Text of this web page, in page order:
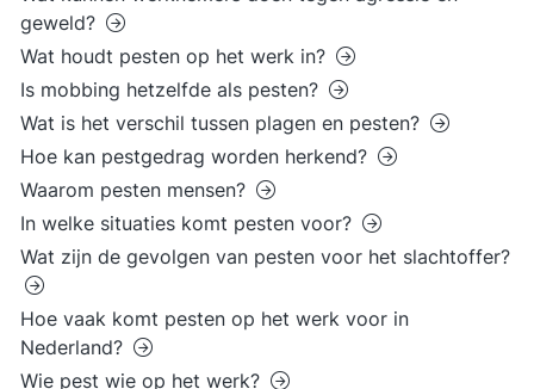
geweld?
Wat houdt pesten op het werk in?
Is mobbing hetzelfde als pesten?
Wat is het verschil tussen plagen en pesten?
Hoe kan pestgedrag worden herkend?
Waarom pesten mensen?
In welke situaties komt pesten voor?
Wat zijn de gevolgen van pesten voor het slachtoffer?
Hoe vaak komt pesten op het werk voor in
Nederland?
Wie pest wie op het werk?